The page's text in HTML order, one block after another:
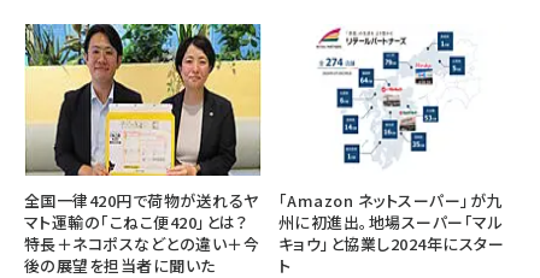
全国一律420円で荷物が送れるヤ
マト運輸の「こねこ便420」とは？
特長＋ネコポスなどとの違い＋今
後の展望を担当者に聞いた
「Amazon ネットスーパー」が九
州に初進出。地場スーパー「マル
キョウ」と協業し2024年にスター
ト